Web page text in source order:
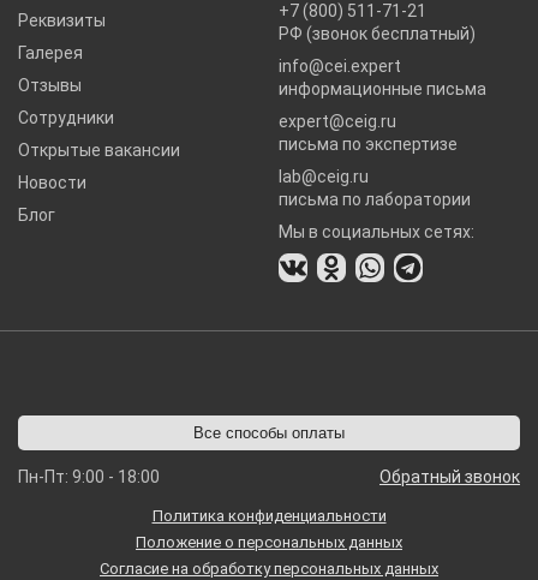
Реквизиты
Галерея
Отзывы
Сотрудники
Открытые вакансии
Новости
Блог
+7 (800) 511-71-21
РФ (звонок бесплатный)
info@cei.expert
информационные письма
expert@ceig.ru
письма по экспертизе
lab@ceig.ru
письма по лаборатории
Мы в социальных сетях:
Все способы оплаты
Пн-Пт: 9:00 - 18:00 Обратный звонок
Политика конфиденциальности
Положение о персональных данных
Согласие на обработку персональных данных